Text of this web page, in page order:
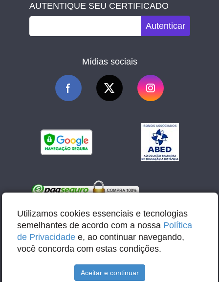
AUTENTIQUE SEU CERTIFICADO
Autenticar
Mídias sociais
E-mail: contato@abbacursos.com.br
Utilizamos cookies essenciais e tecnologias
semelhantes de acordo com a nossa Política
de Privacidade e, ao continuar navegando,
você concorda com estas condições.
Aceitar e continuar